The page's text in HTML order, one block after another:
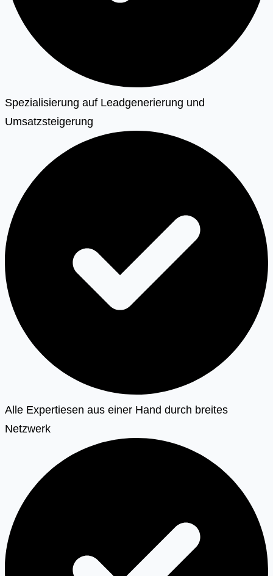
Spezialisierung auf Leadgenerierung und
Umsatzsteigerung
Alle Expertiesen aus einer Hand durch breites
Netzwerk